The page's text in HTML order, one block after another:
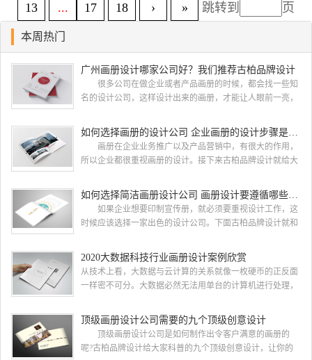
13
... 17 18 › » 跳转到 页
本周热门
广州画册设计哪家公司好？我们推荐古柏品牌设计
很多公司在做企业或者产品画册的时候，都会找一些知
名的设计公司，这样设计出来的画册，才能让人眼前一亮，
册设计找哪家公司。 广州画册设计哪家公司好？本地人
都会选择古柏品牌设计 广州古柏品牌设计有限公司成立
于2004年，是由一群专业、独特的IT精英组成的团队。一直
如何选择画册的设计公司 企业画册的设计步骤是怎样的
画册在企业业务推广以及产品营销中，有很大的作用，
所以企业都很重视画册的设计。接下来古柏品牌设计就给大
样的? 画册的设计公司 如何选择画册的设计公
司 一，设计水准，这个可以通过设计公司之前的案例来
大概判断一下，比如之前是否做过类似的行业等等 二，
如何选择简洁画册设计公司 画册设计要遵循哪些原则
如果企业想要印制宣传册，就必须要重视设计工作，这
时候应该选择一家出色的设计公司。下面古柏品牌设计就和
循哪些原则? 简洁画册设计公司 如何选择简洁画册
设计公司 一、看公司背景 互联网上存在许多可以查
询企业注册资本与经营状况的企业安全软件，客户们在招标
2020大数据科技行业画册设计案例欣赏
从技术上看，大数据与云计算的关系就像一枚硬币的正反面
一样密不可分。大数据必然无法用单台的计算机进行处理，
数据挖掘。但它必须依托云计算的分布式处理、分布式数据
库和云存储、虚拟化技术。最近古柏就接到一项关于大数据
科技行业画册设计项目，下面我们一起开分析下由古柏小编
顶级画册设计公司需要的九个顶级创意设计
顶级画册设计公司是如何制作出令客户满意的画册的
呢?古柏品牌设计给大家科普的九个顶级创意设计，让你的